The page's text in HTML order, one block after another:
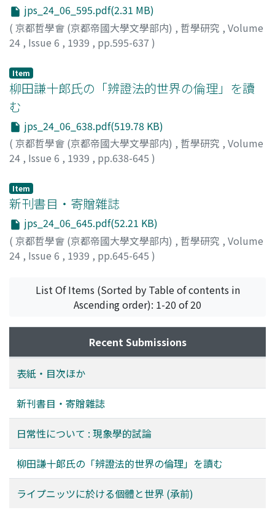
jps_24_06_595.pdf(2.31 MB)
( 京都哲學會 (京都帝國大學文學部内) , 哲學研究 , Volume
24 , Issue 6 , 1939 , pp.595-637 )
Item
柳田謙十郞氏の「辨證法的世界の倫理」を讀
む
jps_24_06_638.pdf(519.78 KB)
( 京都哲學會 (京都帝國大學文學部内) , 哲學研究 , Volume
24 , Issue 6 , 1939 , pp.638-645 )
Item
新刊書目・寄贈雜誌
jps_24_06_645.pdf(52.21 KB)
( 京都哲學會 (京都帝國大學文學部内) , 哲學研究 , Volume
24 , Issue 6 , 1939 , pp.645-645 )
List Of Items (Sorted by Table of contents in
Ascending order): 1-20 of 20
Recent Submissions
表紙・目次ほか
新刊書目・寄贈雜誌
日常性について : 現象學的試論
柳田謙十郞氏の「辨證法的世界の倫理」を讀む
ライプニッツに於ける個體と世界 (承前)